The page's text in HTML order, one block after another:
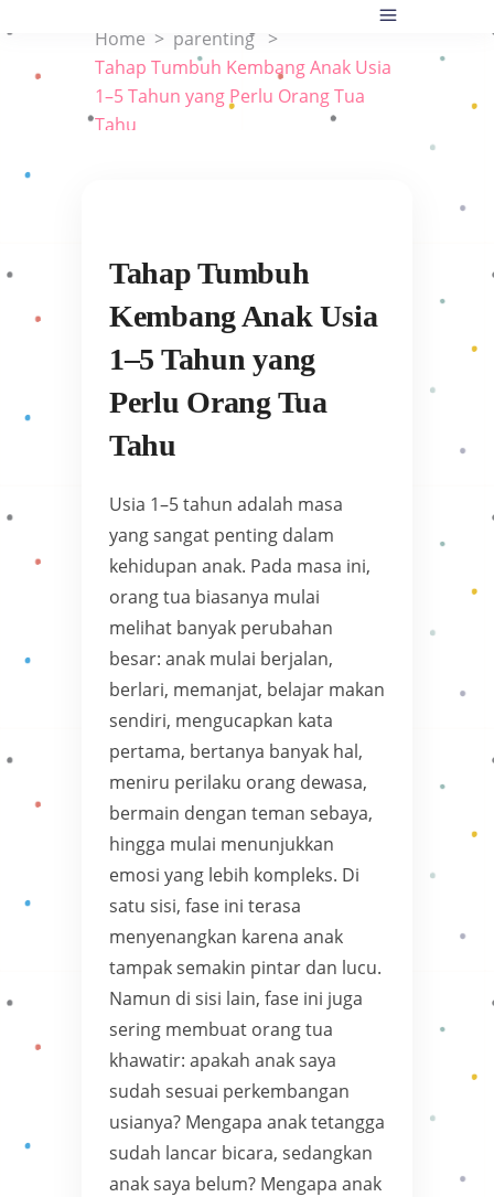
Home > parenting >
Tahap Tumbuh Kembang Anak Usia
1–5 Tahun yang Perlu Orang Tua
Tahu
Tahap Tumbuh
Kembang Anak Usia
1–5 Tahun yang
Perlu Orang Tua
Tahu
Usia 1–5 tahun adalah masa
yang sangat penting dalam
kehidupan anak. Pada masa ini,
orang tua biasanya mulai
melihat banyak perubahan
besar: anak mulai berjalan,
berlari, memanjat, belajar makan
sendiri, mengucapkan kata
pertama, bertanya banyak hal,
meniru perilaku orang dewasa,
bermain dengan teman sebaya,
hingga mulai menunjukkan
emosi yang lebih kompleks. Di
satu sisi, fase ini terasa
menyenangkan karena anak
tampak semakin pintar dan lucu.
Namun di sisi lain, fase ini juga
sering membuat orang tua
khawatir: apakah anak saya
sudah sesuai perkembangan
usianya? Mengapa anak tetangga
sudah lancar bicara, sedangkan
anak saya belum? Mengapa anak